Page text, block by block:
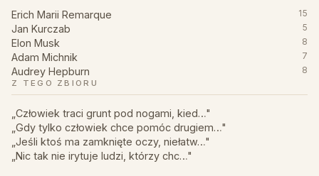
Erich Marii Remarque 15
Jan Kurczab 5
Elon Musk 8
Adam Michnik 7
Audrey Hepburn
8
Z TEGO ZBIORU
„Człowiek traci grunt pod nogami, kied…"
„Gdy tylko człowiek chce pomóc drugiem…"
„Jeśli ktoś ma zamknięte oczy, niełatw…"
„Nic tak nie irytuje ludzi, którzy chc…"